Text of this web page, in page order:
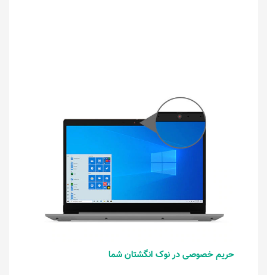
حریم خصوصی در نوک انگشتان شما